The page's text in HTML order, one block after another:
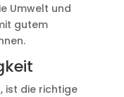
Umwelt und
gutem
ist die richtige